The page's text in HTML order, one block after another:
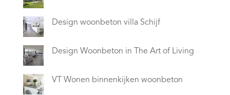
Design woonbeton villa Schijf
Design Woonbeton in The Art of Living
VT Wonen binnenkijken woonbeton